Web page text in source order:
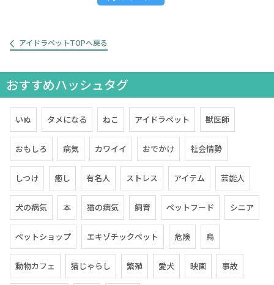
アイドラペットTOPへ戻る
おすすめハッシュタグ
いぬ タメになる ねこ アイドラペット 獣医師
おもしろ 病気 カワイイ おでかけ 社会情勢
しつけ 癒し 有名人 ストレス アイテム 芸能人
犬の病気 本 猫の病気 飼育 ペットフード シニア
ペットショップ エキゾチックペット 危険 鳥
動物カフェ 猫じゃらし 繁殖 愛犬 映画 事故